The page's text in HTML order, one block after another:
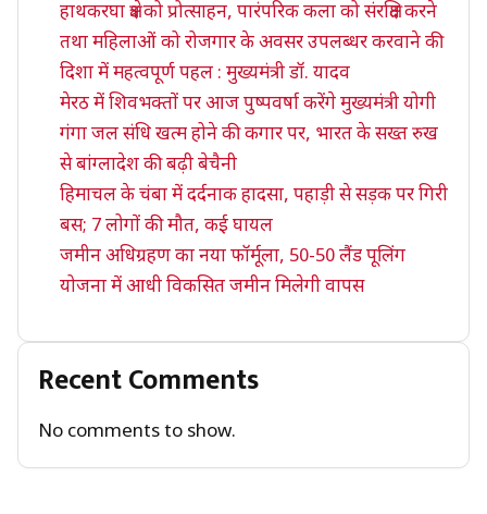
हाथकरघा क्षेत्र को प्रोत्साहन, पारंपरिक कला को संरक्षित करने
तथा महिलाओं को रोजगार के अवसर उपलब्धर करवाने की
दिशा में महत्वपूर्ण पहल : मुख्यमंत्री डॉ. यादव
मेरठ में शिवभक्तों पर आज पुष्पवर्षा करेंगे मुख्यमंत्री योगी
गंगा जल संधि खत्म होने की कगार पर, भारत के सख्त रुख
से बांग्लादेश की बढ़ी बेचैनी
हिमाचल के चंबा में दर्दनाक हादसा, पहाड़ी से सड़क पर गिरी
बस; 7 लोगों की मौत, कई घायल
जमीन अधिग्रहण का नया फॉर्मूला, 50-50 लैंड पूलिंग
योजना में आधी विकसित जमीन मिलेगी वापस
Recent Comments
No comments to show.